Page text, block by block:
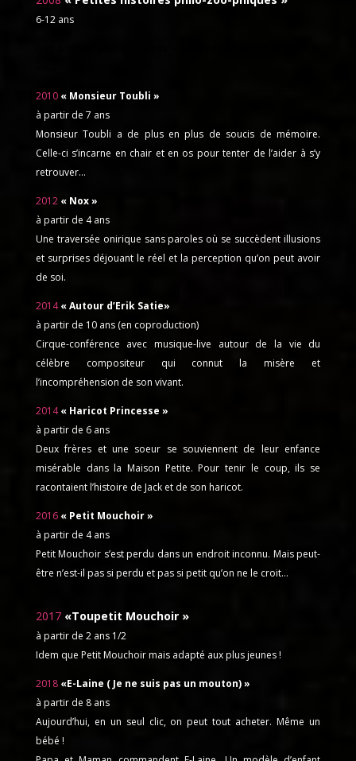
6-12 ans
2010 « Monsieur Toubli »
à partir de 7 ans
Monsieur Toubli a de plus en plus de soucis de mémoire.
Celle-ci s’incarne en chair et en os pour tenter de l’aider à s’y
retrouver…
2012 « Nox »
à partir de 4 ans
Une traversée onirique sans paroles où se succèdent illusions
et surprises déjouant le réel et la perception qu’on peut avoir
de soi.
2014 « Autour d’Erik Satie»
à partir de 10 ans (en coproduction)
Cirque-conférence avec musique-live autour de la vie du
célèbre compositeur qui connut la misère et
l’incompréhension de son vivant.
2014 « Haricot Princesse »
à partir de 6 ans
Deux frères et une soeur se souviennent de leur enfance
misérable dans la Maison Petite. Pour tenir le coup, ils se
racontaient l’histoire de Jack et de son haricot.
2016« Petit Mouchoir »
à partir de 4 ans
Petit Mouchoir s’est perdu dans un endroit inconnu. Mais peut-
être n’est-il pas si perdu et pas si petit qu’on ne le croit…
2017 «Toupetit Mouchoir »
à partir de 2 ans 1/2
Idem que Petit Mouchoir mais adapté aux plus jeunes !
2018 «E-Laine ( Je ne suis pas un mouton) »
à partir de 8 ans
Aujourd’hui, en un seul clic, on peut tout acheter. Même un
bébé !